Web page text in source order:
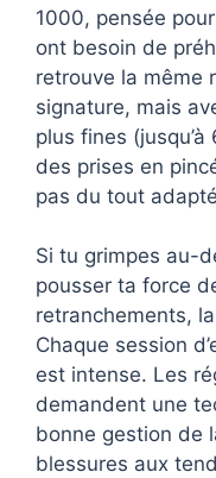
1000, pensée
ont besoin de
retrouve la même
signature, mais
plus fines
des prises en
pas du tout
Si tu grimpes au-
pousser ta force
retranchements,
Chaque session
est intense. Les
demandent une
bonne gestion de
blessures aux